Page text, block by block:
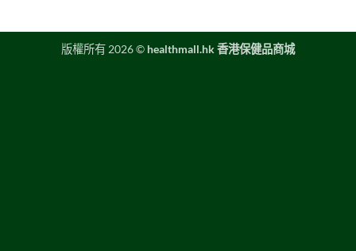
版權所有 2026 © healthmall.hk 香港保健品商城